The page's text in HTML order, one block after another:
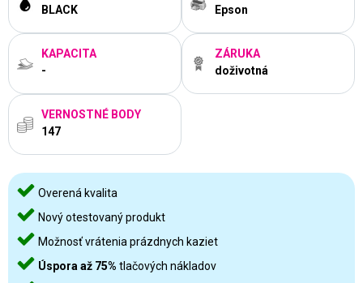
BLACK
Epson
KAPACITA
-
ZÁRUKA
doživotná
VERNOSTNÉ BODY
147
Overená kvalita
Nový otestovaný produkt
Možnosť vrátenia prázdnych kaziet
Úspora až 75% tlačových nákladov